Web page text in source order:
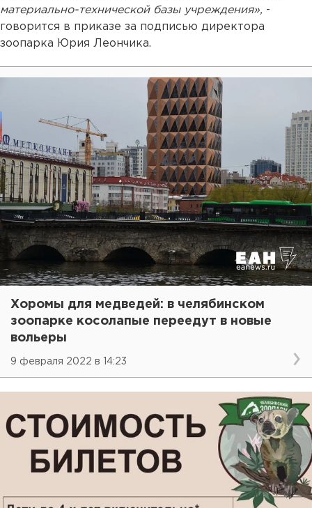
материально-технической базы учреждения», -
говорится в приказе за подписью директора
зоопарка Юрия Леончика.
Хоромы для медведей: в челябинском
зоопарке косолапые переедут в новые
вольеры
9 февраля 2022 в 14:23